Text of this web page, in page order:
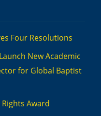
Four Resolutions
New Academic
for Global Baptist
Award